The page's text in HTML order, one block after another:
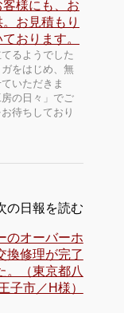
るようでした
をはじめ、無
いただきま
の日々」でご
待ちしており
の日報を読む
のオーバーホ
換修理が完了
。（東京都八
子市／H様）